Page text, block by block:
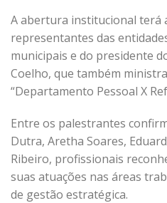
A abertura institucional terá
representantes das
municipais e do presidente
Coelho, que também
“Departamento Pessoal X
Entre os palestrantes
Dutra, Aretha Soares,
Ribeiro, profissionais
suas atuações nas áreas
de gestão estratégica.